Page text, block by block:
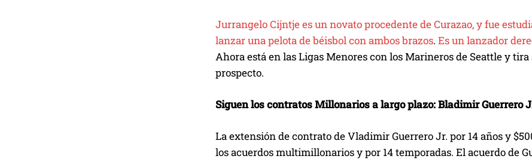
Jurrangelo Cijntje es un novato procedente de Curazao, y fue
lanzar una pelota de béisbol con ambos brazos. Es un lanzador
Ahora está en las Ligas Menores con los Marineros de Seattle y
prospecto.
Siguen los contratos Millonarios a largo plazo: Bladimir Guerrero
La extensión de contrato de Vladimir Guerrero Jr. por 14 años y
los acuerdos multimillonarios y por 14 temporadas. El acuerdo de